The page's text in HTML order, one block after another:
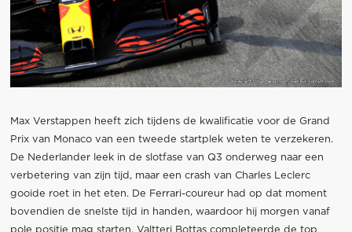
Max Verstappen heeft zich tijdens de kwalificatie voor de Grand
Prix van Monaco van een tweede startplek weten te verzekeren.
De Nederlander leek in de slotfase van Q3 onderweg naar een
verbetering van zijn tijd, maar een crash van Charles Leclerc
gooide roet in het eten. De Ferrari-coureur had op dat moment
bovendien de snelste tijd in handen, waardoor hij morgen vanaf